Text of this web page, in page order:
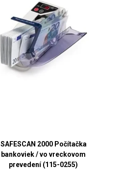
SAFESCAN 2000 Počítačka
bankoviek / vo vreckovom
prevedení (115-0255)